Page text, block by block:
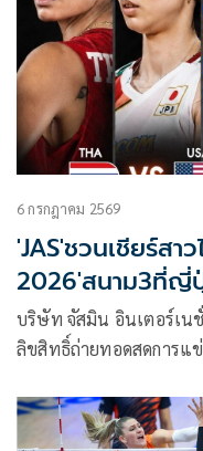
6 กรกฎาคม 2569
'JAS'ชวนเชียร์สา
2026'สนาม3ที่ญี่
โลก'Mono'ยิงสด
บริษัท จัสมิน อินเตอร์เน
ลิขสิทธิ์ถ่ายทอดสดการแ
แรงใจเชียร์ทัพนักตบลูก
หรือสนามสุดท้ายของร